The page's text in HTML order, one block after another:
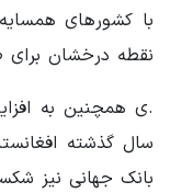
با کشورهای
نقطه‌ درخشان برای
.ی همچنین به
سال گذشته
بانک جهانی نیز